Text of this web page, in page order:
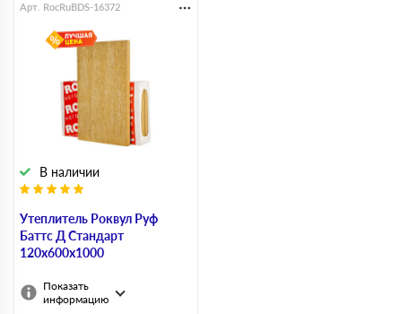
Утеплитель Роквул Руф
Баттс Д Стандарт
120х600х1000
В наличии
Арт. RocRuBDS-16372
Показать
информацию